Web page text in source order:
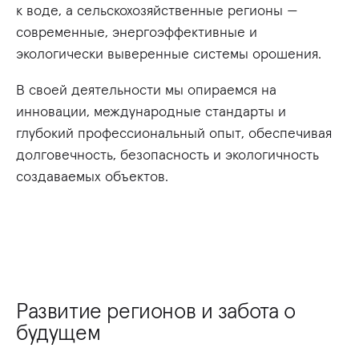
к воде, а сельскохозяйственные регионы —
современные, энергоэффективные и
экологически выверенные системы орошения.
В своей деятельности мы опираемся на
инновации, международные стандарты и
глубокий профессиональный опыт, обеспечивая
долговечность, безопасность и экологичность
создаваемых объектов.
Развитие регионов и забота о
будущем